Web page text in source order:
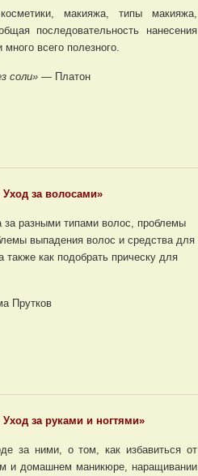
макияжа, типы макияжа,
последовательность нанесения
всего полезного.
соли»— Платон
за волосами»
за разными типами волос, проблемы
выпадения волос и средства для
как подобрать прическу для
Прутков
за руками и ногтями»
за ними, о том, как избавиться от
и домашнем маникюре, наращивании